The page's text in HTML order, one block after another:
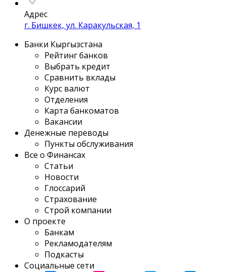
Адрес
г. Бишкек, ул. Каракульская, 1
Банки Кыргызстана
Рейтинг банков
Выбрать кредит
Сравнить вклады
Курс валют
Отделения
Карта банкоматов
Вакансии
Денежные переводы
Пункты обслуживания
Все о Финансах
Статьи
Новости
Глоссарий
Страхование
Строй компании
О проекте
Банкам
Рекламодателям
Подкасты
Социальные сети